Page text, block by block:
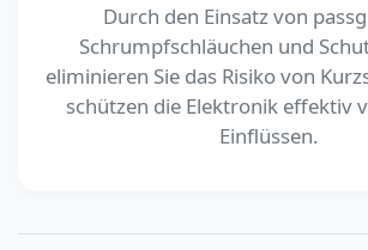
Durch den Einsatz von
Schrumpfschläuchen und
eliminieren Sie das Risiko von
schützen die Elektronik effektiv
Einflüssen.